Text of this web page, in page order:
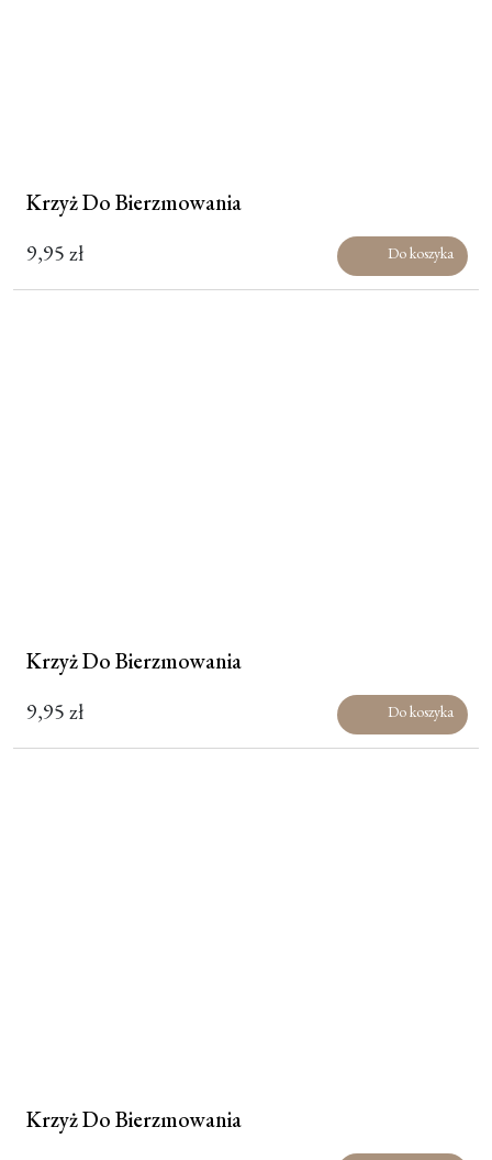
Krzyż Do Bierzmowania
9,95zł Do koszyka
Krzyż Do Bierzmowania
9,95zł Do koszyka
Krzyż Do Bierzmowania